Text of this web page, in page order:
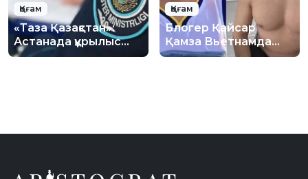
Қоғам
«Таза Қазақстан»:
Астанада құрылыс
қалдықтарын заңсыз
Қоғам
Блогер Қайсар
Қамза Вьетнамда
ұсталды